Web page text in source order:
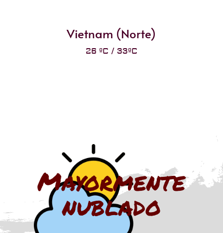
Vietnam (Norte)
26 ºC / 33ºC
Mayormente
nublado